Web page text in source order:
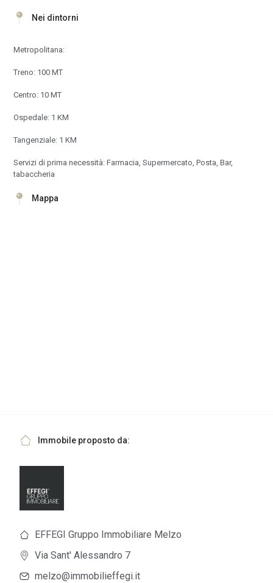
Nei dintorni
Metropolitana:
Treno: 100 MT
Centro: 10 MT
Ospedale: 1 KM
Tangenziale: 1 KM
Servizi di prima necessità: Farmacia, Supermercato, Posta, Bar,
tabaccheria
Mappa
Immobile proposto da:
EFFEGI Gruppo Immobiliare Melzo
Via Sant' Alessandro 7
melzo@immobilieffegi.it